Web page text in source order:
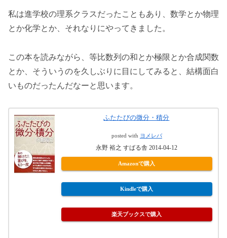
私は進学校の理系クラスだったこともあり、数学とか物理
とか化学とか、それなりにやってきました。
この本を読みながら、等比数列の和とか極限とか合成関数
とか、そういうのを久しぶりに目にしてみると、結構面白
いものだったんだなーと思います。
ふたたびの微分・積分
posted with ヨメレバ
永野 裕之 すばる舎 2014-04-12
Amazonで購入
Kindleで購入
楽天ブックスで購入